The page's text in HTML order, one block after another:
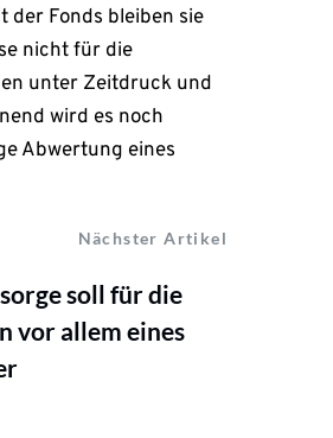
Fonds bleiben sie
nicht für die
unter Zeitdruck und
wird es noch
Abwertung eines
Nächster Artikel
soll für die
vor allem eines